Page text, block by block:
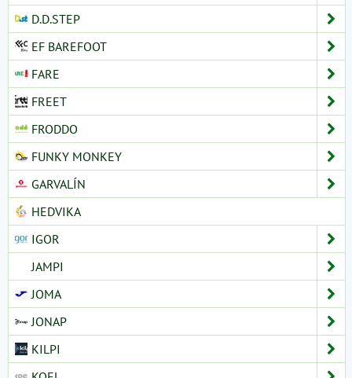
D.D.STEP
EF BAREFOOT
FARE
FREET
FRODDO
FUNKY MONKEY
GARVALÍN
HEDVIKA
IGOR
JAMPI
JOMA
JONAP
KILPI